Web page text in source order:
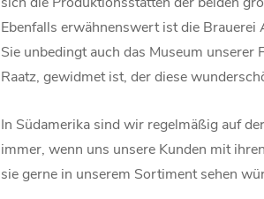
Ebenfalls erwähnenswert ist die Brauerei
Sie unbedingt auch das Museum unserer
Raatz, gewidmet ist, der diese
In Südamerika sind wir regelmäßig auf
immer, wenn uns unsere Kunden mit
sie gerne in unserem Sortiment sehen